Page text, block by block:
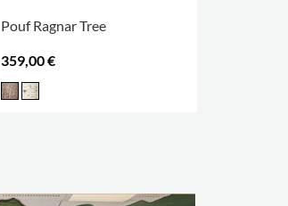
Pouf Ragnar Tree
359,00 €